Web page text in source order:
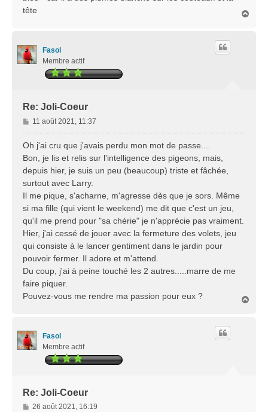
a
g
tête
Fasol
Membre actif
Re: Joli-Coeur
M
e
s
a
g
e
11 août 2021, 11:37
Oh j'ai cru que j'avais perdu mon mot de passe....
Bon, je lis et relis sur l'intelligence des pigeons, mais,
depuis hier, je suis un peu (beaucoup) triste et fâchée,
surtout avec Larry.
Il me pique, s'acharne, m'agresse dès que je sors. Même
si ma fille (qui vient le weekend) me dit que c'est un jeu,
qu'il me prend pour "sa chérie" je n'apprécie pas vraiment.
Hier, j'ai cessé de jouer avec la fermeture des volets, jeu
qui consiste à le lancer gentiment dans le jardin pour
pouvoir fermer. Il adore et m'attend.
Du coup, j'ai à peine touché les 2 autres.....marre de me
faire piquer.
Pouvez-vous me rendre ma passion pour eux ?
Fasol
Membre actif
Re: Joli-Coeur
M
26 août 2021, 16:19